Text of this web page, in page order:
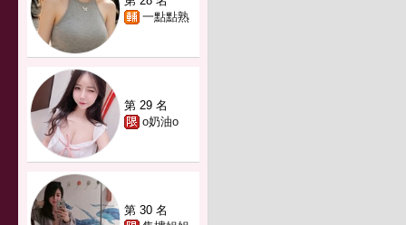
一點點熟
第 29 名
o奶油o
第 30 名